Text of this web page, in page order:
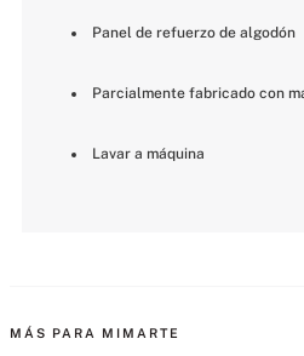
Panel de refuerzo de algodón
Parcialmente fabricado con
Lavar a máquina
MÁS PARA MIMARTE